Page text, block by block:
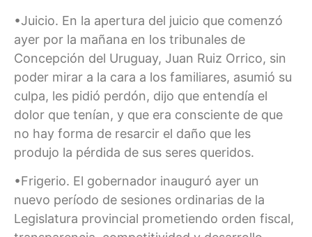
•Juicio. En la apertura del juicio que comenzó
ayer por la mañana en los tribunales de
Concepción del Uruguay, Juan Ruiz Orrico, sin
poder mirar a la cara a los familiares, asumió su
culpa, les pidió perdón, dijo que entendía el
dolor que tenían, y que era consciente de que
no hay forma de resarcir el daño que les
produjo la pérdida de sus seres queridos.
•Frigerio. El gobernador inauguró ayer un
nuevo período de sesiones ordinarias de la
Legislatura provincial prometiendo orden fiscal,